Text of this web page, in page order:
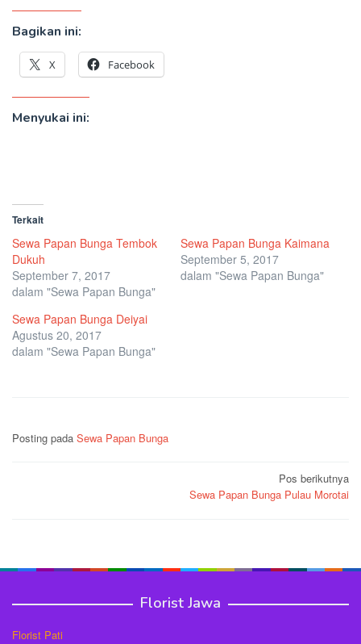
Bagikan ini:
X Facebook
Menyukai ini:
Terkait
Sewa Papan Bunga Tembok
Dukuh
September 7, 2017
dalam "Sewa Papan Bunga"
Sewa Papan Bunga Kaimana
September 5, 2017
dalam "Sewa Papan Bunga"
Sewa Papan Bunga Deiyai
Agustus 20, 2017
dalam "Sewa Papan Bunga"
Posting pada Sewa Papan Bunga
Pos berikutnya
Sewa Papan Bunga Pulau Morotai
Florist Jawa
Florist Pati